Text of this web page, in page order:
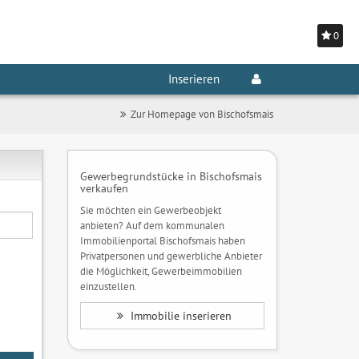
0
Inserieren
Zur Homepage von Bischofsmais
Gewerbegrundstücke in Bischofsmais
verkaufen
Sie möchten ein Gewerbeobjekt
anbieten? Auf dem kommunalen
Immobilienportal Bischofsmais haben
Privatpersonen und gewerbliche Anbieter
die Möglichkeit, Gewerbeimmobilien
einzustellen.
Immobilie inserieren